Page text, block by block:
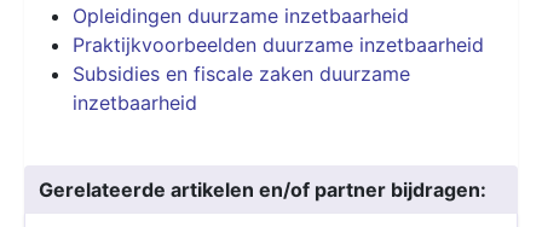
Opleidingen duurzame inzetbaarheid
Praktijkvoorbeelden duurzame inzetbaarheid
Subsidies en fiscale zaken duurzame
inzetbaarheid
Gerelateerde artikelen en/of partner bijdragen: